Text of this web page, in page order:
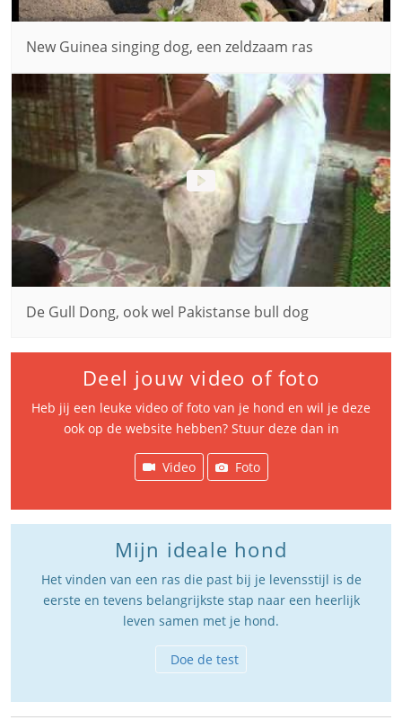
New Guinea singing dog, een zeldzaam ras
De Gull Dong, ook wel Pakistanse bull dog
Deel jouw video of foto
Heb jij een leuke video of foto van je hond en wil je deze
ook op de website hebben? Stuur deze dan in
Video Foto
Mijn ideale hond
Het vinden van een ras die past bij je levensstijl is de
eerste en tevens belangrijkste stap naar een heerlijk
leven samen met je hond.
Doe de test